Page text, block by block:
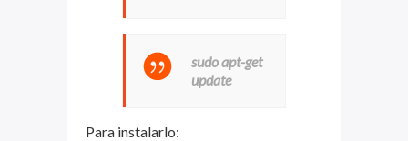
sudo apt-get
update
Para instalarlo: